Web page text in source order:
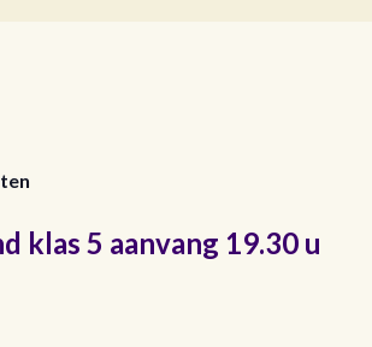
klas 5 aanvang 19.30 u